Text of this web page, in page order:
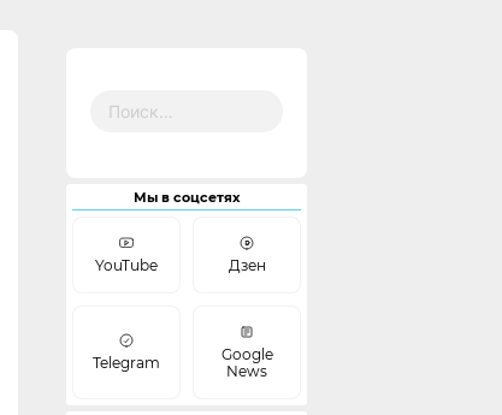
Мы в соцсетях
YouTube Дзен
Telegram
Google
News